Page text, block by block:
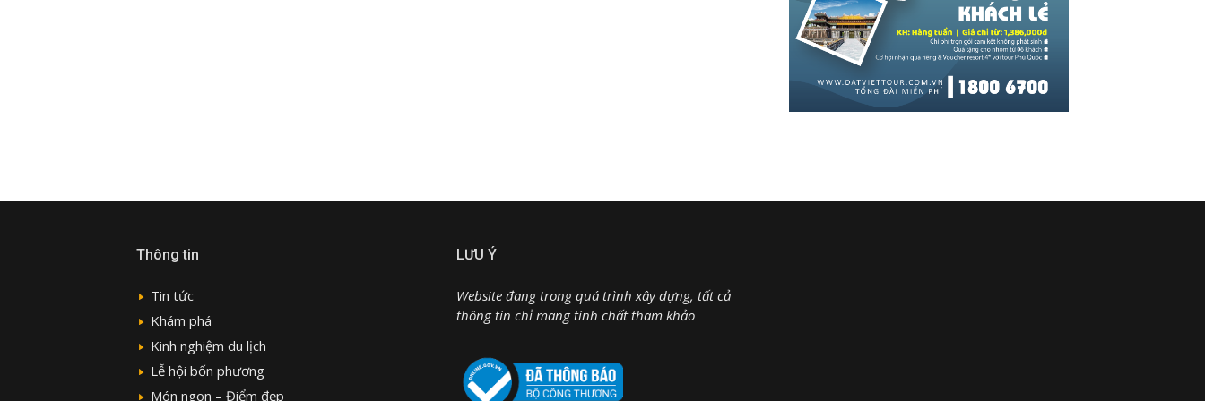
Thông tin
Tin tức
Khám phá
Kinh nghiệm du lịch
Lễ hội bốn phương
Món ngon – Điểm đẹp
LƯU Ý
Website đang trong quá trình xây dựng, tất cả
thông tin chỉ mang tính chất tham khảo